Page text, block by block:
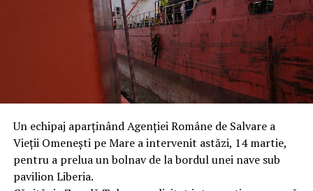
Un echipaj aparținând Agenției Române de Salvare a
Vieții Omenești pe Mare a intervenit astăzi, 14 martie,
pentru a prelua un bolnav de la bordul unei nave sub
pavilion Liberia.